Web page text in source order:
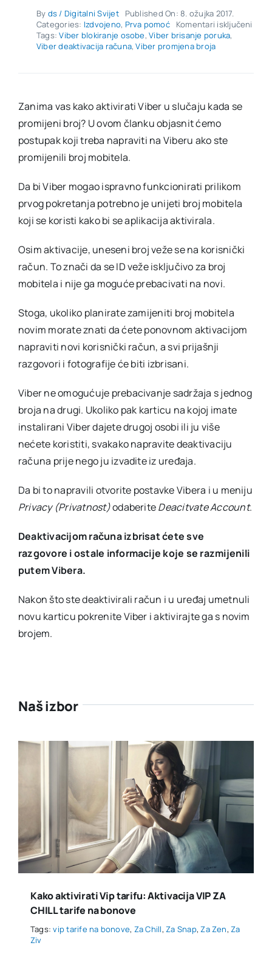
By ds / Digitalni Svijet
Published On: 8. ožujka 2017.
Categories: Izdvojeno, Prva pomoć Komentari isključeni
Tags:Viber blokiranje osobe,Viber brisanje poruka,
Viber deaktivacija računa,Viber promjena broja
Zanima vas kako aktivirati Viber u slučaju kada se
promijeni broj? U ovom članku objasnit ćemo
postupak koji treba napraviti na Viberu ako ste
promijenili broj mobitela.
Da bi Viber mogao ispravno funkcionirati prilikom
prvog pokretanja potrebno je unijeti broj mobitela
koji se koristi kako bi se aplikacija aktivirala.
Osim aktivacije, uneseni broj veže se na korisnički
račun. To znači da se ID veže isključivo za broj
mobitela i nije ga moguće prebacivati na novi.
Stoga, ukoliko planirate zamijeniti broj mobitela
novim morate znati da ćete ponovnom aktivacijom
napraviti novi korisnički račun, a svi prijašnji
razgovori i fotografije će biti izbrisani.
Viber ne omogućuje prebacivanje sadržaja s jednog
broja na drugi. Ukoliko pak karticu na kojoj imate
instalirani Viber dajete drugoj osobi ili ju više
nećete koristiti, svakako napravite deaktivaciju
računa prije nego ju izvadite iz uređaja.
Da bi to napravili otvorite postavke Vibera i u meniju
Privacy (Privatnost)odaberiteDeacitvate Account.
Deaktivacijom računa izbrisat ćetesve
razgovore i ostale informacije koje se razmijenili
putem Vibera.
Nakon što ste deaktivirali račun i u uređaj umetnuli
novu karticu pokrenite Viber i aktivirajte ga s novim
brojem.
Naš izbor
Kako aktivirati Vip tarifu: Aktivacija VIP ZA
CHILL tarife na bonove
Tags:vip tarife na bonove, Za Chill,Za Snap,Za Zen,Za
Ziv